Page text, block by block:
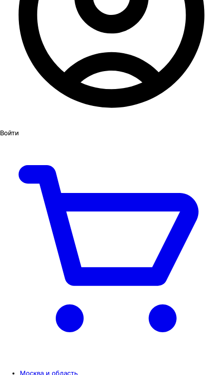
Войти
Москва и область